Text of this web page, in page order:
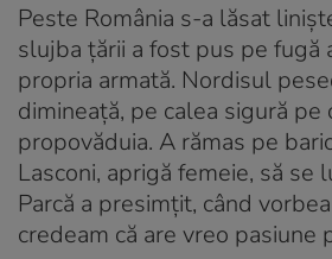
Peste România s-a lăsat
slujba ţării a fost pus pe fugă
propria armată. Nordisul
dimineaţă, pe calea sigură pe
propovăduia. A rămas pe
Lasconi, aprigă femeie, să se
Parcă a presimţit, când
credeam că are vreo pasiune